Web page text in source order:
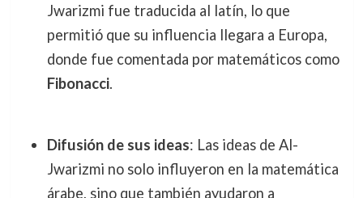
Jwarizmi fue traducida al latín, lo que
permitió que su influencia llegara a Europa,
donde fue comentada por matemáticos como
Fibonacci.
Difusión de sus ideas: Las ideas de Al-
Jwarizmi no solo influyeron en la matemática
árabe, sino que también ayudaron a